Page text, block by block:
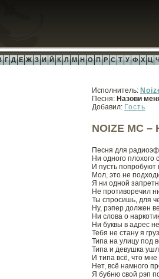
Г Д Е Ж З И Й К Л М Н О П Р С Т У Ф Х Ц
Исполнитель:
Песня: Назови
Добавил: Гость
NOIZE MC
Песня для
Ни одного плохого
И пусть попробуют
Мол, это не
Я ни одной
Не противоречил
Ты спросишь, для
Ну, рэпер должен
Ни слова о
Ни буквы в адрес
Тебя не стану я
Типа на улицу под
Типа и девушка
И типа всё, что мне
Нет, всё намного
Я бубню свой рэп